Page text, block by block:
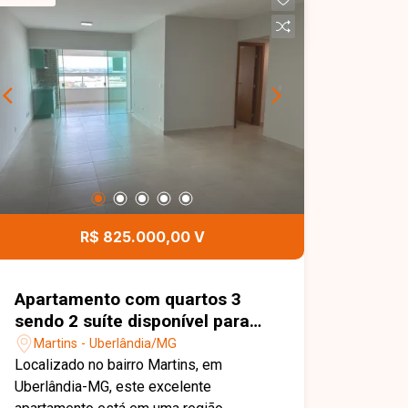
área de serviço. Conta ainda com 1
vaga de garagem, oferecendo mais
comodidade no dia a dia. O condomínio
possui estrutura moderna e área de
lazer completa, ideal para quem busca
conforto, segurança e bem-estar. Entre
em contato com a equipe da Delta
Imóveis e agende sua visita para
conhecer essa oportunidade.
R$ 825.000,00 V
Apartamento com quartos 3
sendo 2 suíte disponível para
venda no bairro Martins em
Uberlândia-MG
Martins - Uberlândia/MG
Localizado no bairro Martins, em
Uberlândia-MG, este excelente